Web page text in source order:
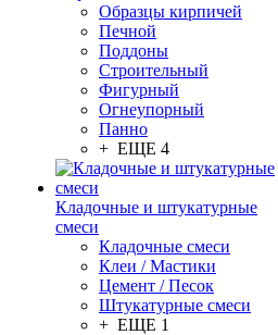
Образцы кирпичей
Печной
Поддоны
Строительный
Фигурный
Огнеупорный
Панно
+ ЕЩЕ 4
Кладочные и штукатурные
смеси
Кладочные смеси
Клеи / Мастики
Цемент / Песок
Штукатурные смеси
+ ЕЩЕ 1